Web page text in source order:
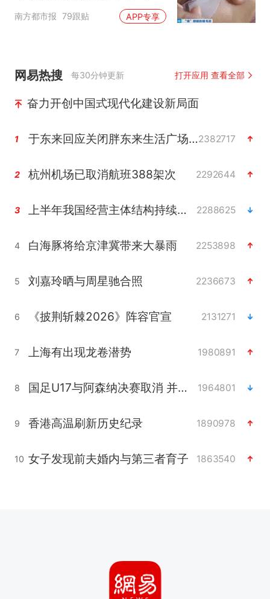
家就不会更换产品”
南方都市报 79跟贴 APP专享
网易热搜 每30分钟更新 打开应用 查看全部
奋力开创中国式现代化建设新局面
1 于东来回应关闭胖东来生活广场店2382717
2 杭州机场已取消航班388架次 2292644
3 上半年我国经营主体结构持续优化 2288625
4 白海豚将给京津冀带来大暴雨 2253898
5 刘嘉玲晒与周星驰合照 2236673
6 《披荆斩棘2026》阵容官宣 2131271
7 上海有出现龙卷潜势 1980891
8 国足U17与阿森纳决赛取消 并列冠军 1964801
9 香港高温刷新历史纪录 1890978
10 女子发现前夫婚内与第三者育子 1863540